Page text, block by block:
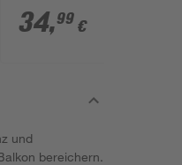
'Safety-Box' für
Anhänger
34,99 €
und
bereichern.